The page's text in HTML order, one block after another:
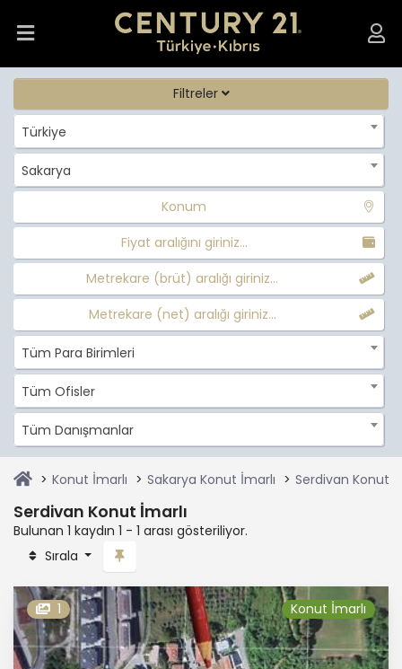
Filtreler
Türkiye
Sakarya
Konum
Fiyat aralığını giriniz...
Metrekare (brüt) aralığı giriniz...
Metrekare (net) aralığı giriniz...
Tüm Para Birimleri
Tüm Ofisler
Tüm Danışmanlar
Konut İmarlı Sakarya Konut İmarlı Serdivan Konut
Serdivan Konut İmarlı
Bulunan 1 kaydın 1 - 1 arası gösteriliyor.
Sırala
1 Konut İmarlı